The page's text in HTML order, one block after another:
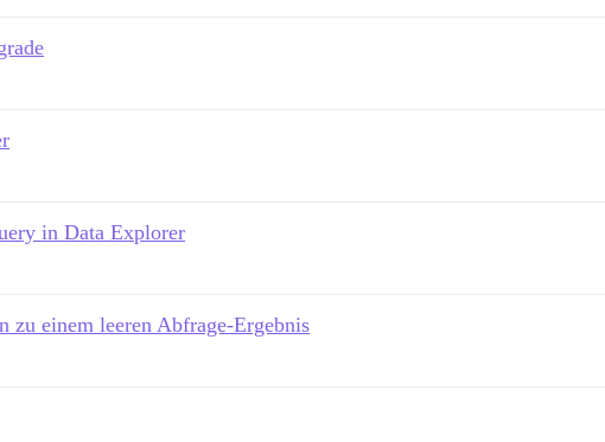
in Data Explorer
einem leeren Abfrage-Ergebnis